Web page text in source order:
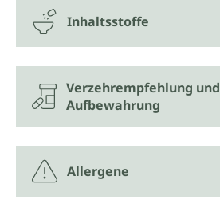
Inhaltsstoffe
Verzehrempfehlung und
Aufbewahrung
Allergene